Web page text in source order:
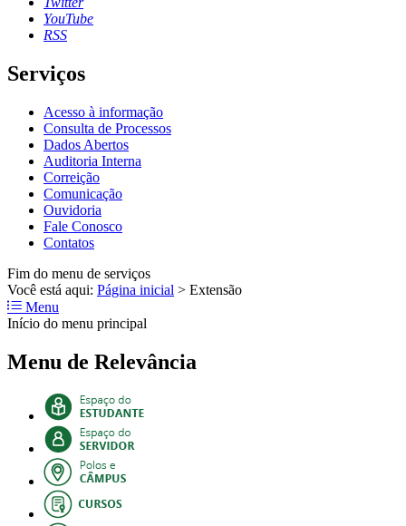
YouTube
RSS
Serviços
Acesso à informação
Consulta de Processos
Dados Abertos
Auditoria Interna
Correição
Comunicação
Ouvidoria
Fale Conosco
Contatos
Fim do menu de serviços
Você está aqui: Página inicial > Extensão
Menu
Início do menu principal
Menu de Relevância